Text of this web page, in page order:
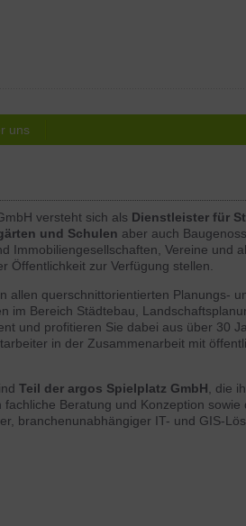
uns
versteht sich als Dienstleister für
und Schulen aber auch
Immobiliengesellschaften, Vereine und
Öffentlichkeit zur Verfügung stellen.
allen querschnittorientierten Planungs-
im Bereich Städtebau,
und profitieren Sie dabei aus über 30
in der Zusammenarbeit mit
Teil der argos Spielplatz GmbH , die
Beratung und Konzeption sowie
branchenunabhängiger IT- und GIS-